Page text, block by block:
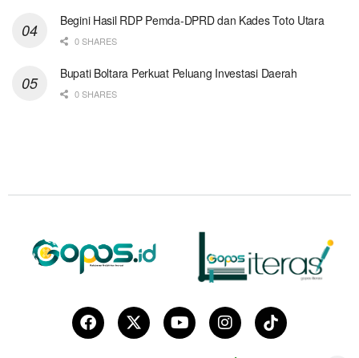
Begini Hasil RDP Pemda-DPRD dan Kades Toto Utara
0 SHARES
Bupati Boltara Perkuat Peluang Investasi Daerah
0 SHARES